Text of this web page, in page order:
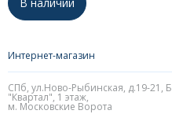
Интернет-магазин
СПб, ул.Ново-Рыбинская, д.19-21,
"Квартал", 1 этаж,
м. Московские Ворота